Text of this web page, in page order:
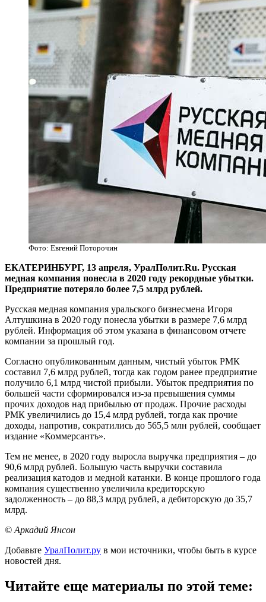
Фото: Евгений Поторочин
​ЕКАТЕРИНБУРГ, 13 апреля, УралПолит.Ru. Русская
медная компания понесла в 2020 году рекордные убытки.
Предприятие потеряло более 7,5 млрд рублей.
Русская медная компания уральского бизнесмена Игоря
Алтушкина в 2020 году понесла убытки в размере 7,6 млрд
рублей. Информация об этом указана в финансовом отчете
компании за прошлый год.
Согласно опубликованным данным, чистый убыток РМК
составил 7,6 млрд рублей, тогда как годом ранее предприятие
получило 6,1 млрд чистой прибыли. Убыток предприятия по
большей части сформировался из-за превышения суммы
прочих доходов над прибылью от продаж. Прочие расходы
РМК увеличились до 15,4 млрд рублей, тогда как прочие
доходы, напротив, сократились до 565,5 млн рублей, сообщает
издание «Коммерсантъ».
Тем не менее, в 2020 году выросла выручка предприятия – до
90,6 млрд рублей. Большую часть выручки составила
реализация катодов и медной катанки. В конце прошлого года
компания существенно увеличила кредиторскую
задолженность – до 88,3 млрд рублей, а дебиторскую до 35,7
млрд.
© Аркадий Янсон
Добавьте УралПолит.ру в мои источники, чтобы быть в курсе
новостей дня.
Читайте еще материалы по этой теме: